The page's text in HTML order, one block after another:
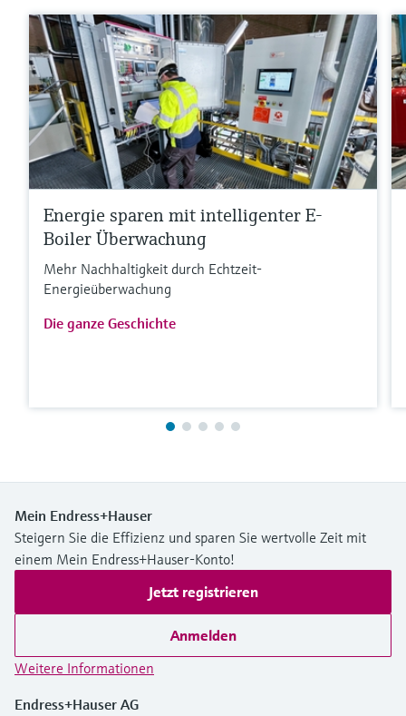
Energie sparen mit intelligenter E-
Boiler Überwachung
Mehr Nachhaltigkeit durch Echtzeit-
Energieüberwachung
Die ganze Geschichte
Mein Endress+Hauser
Steigern Sie die Effizienz und sparen Sie wertvolle Zeit mit
einem Mein Endress+Hauser-Konto!
Jetzt registrieren
Anmelden
Weitere Informationen
Endress+Hauser AG